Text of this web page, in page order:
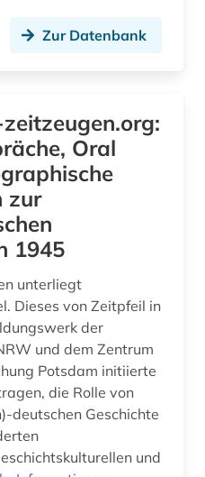
Zur Datenbank
Oral
zur
1945
unterliegt
Dieses von Zeitpfeil in
der
und dem Zentrum
Potsdam initiierte
die Rolle von
deutschen Geschichte
und